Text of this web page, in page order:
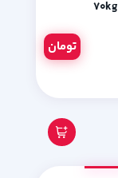
۷۰kg
تومان